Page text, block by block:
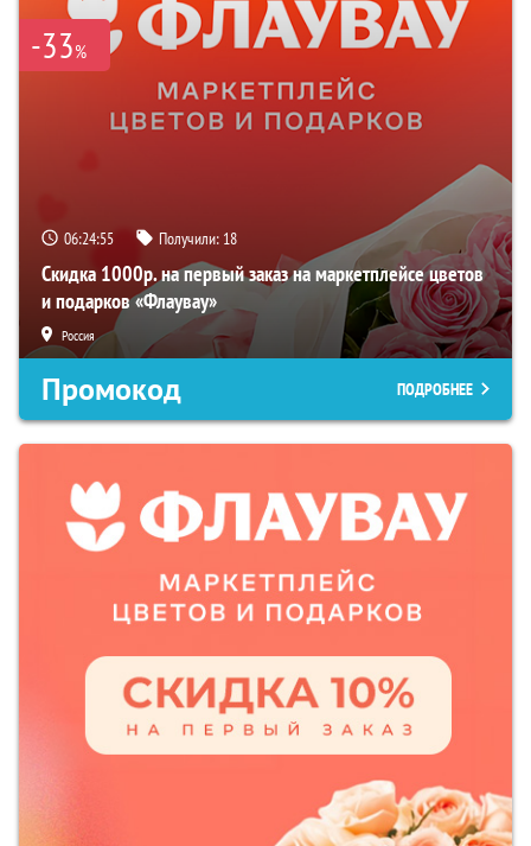
-33%
06:24:54 Получили: 18
Скидка 1000р. на первый заказ на маркетплейсе цветов
и подарков «Флаувау»
Россия
Промокод ПОДРОБНЕЕ